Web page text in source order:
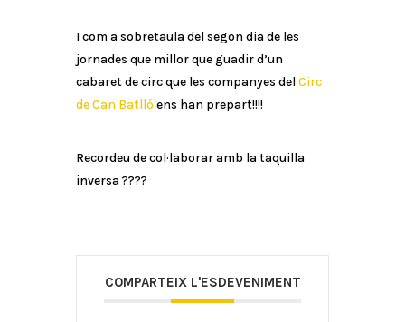
I com a sobretaula del segon dia de les
jornades que millor que guadir d’un
cabaret de circ que les companyes del Circ
de Can Batlló ens han prepart!!!!
Recordeu de col·laborar amb la taquilla
inversa ????
COMPARTEIX L'ESDEVENIMENT